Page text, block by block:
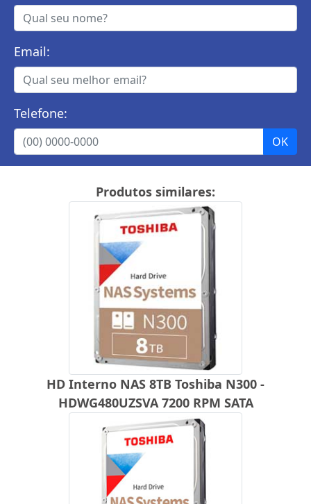
Email:
Telefone:
Produtos similares:
HD Interno NAS 8TB Toshiba N300 -
HDWG480UZSVA 7200 RPM SATA